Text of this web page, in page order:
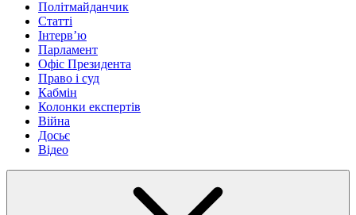
Політмайданчик
Статті
Інтервʼю
Парламент
Офіс Президента
Право і суд
Кабмін
Колонки експертів
Війна
Досьє
Відео